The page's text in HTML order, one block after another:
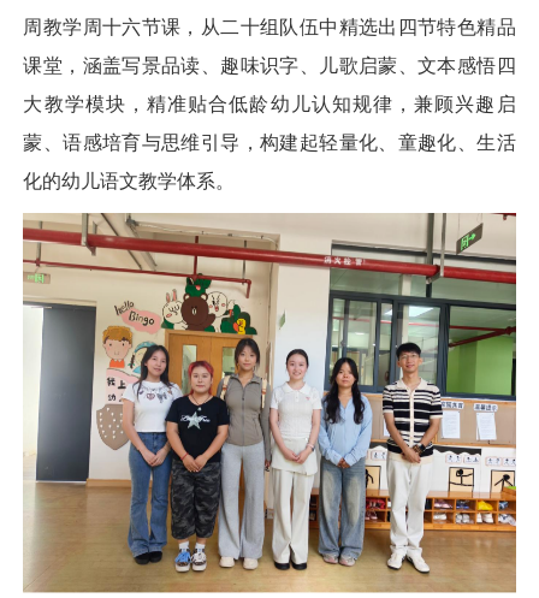
周教学周十六节课，从二十组队伍中精选出四节特色精品
课堂，涵盖写景品读、趣味识字、儿歌启蒙、文本感悟四
大教学模块，精准贴合低龄幼儿认知规律，兼顾兴趣启
蒙、语感培育与思维引导，构建起轻量化、童趣化、生活
化的幼儿语文教学体系。